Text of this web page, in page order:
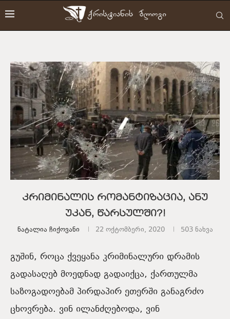
კრიმინალის რომანტიზაცია, ანუ
უკან, წარსულში?!
Ნატალია Ჩიქოვანი 22 ოქტომბერი, 2020 503ნახვა
გუშინ, როცა ქვეყანა კრიმინალური დრამის
გადასაღებ მოედნად გადაიქცა, ქართულმა
საზოგადოებამ პირდაპირ ეთერში განაგრძო
ცხოვრება. ვინ ილანძღებოდა, ვინ